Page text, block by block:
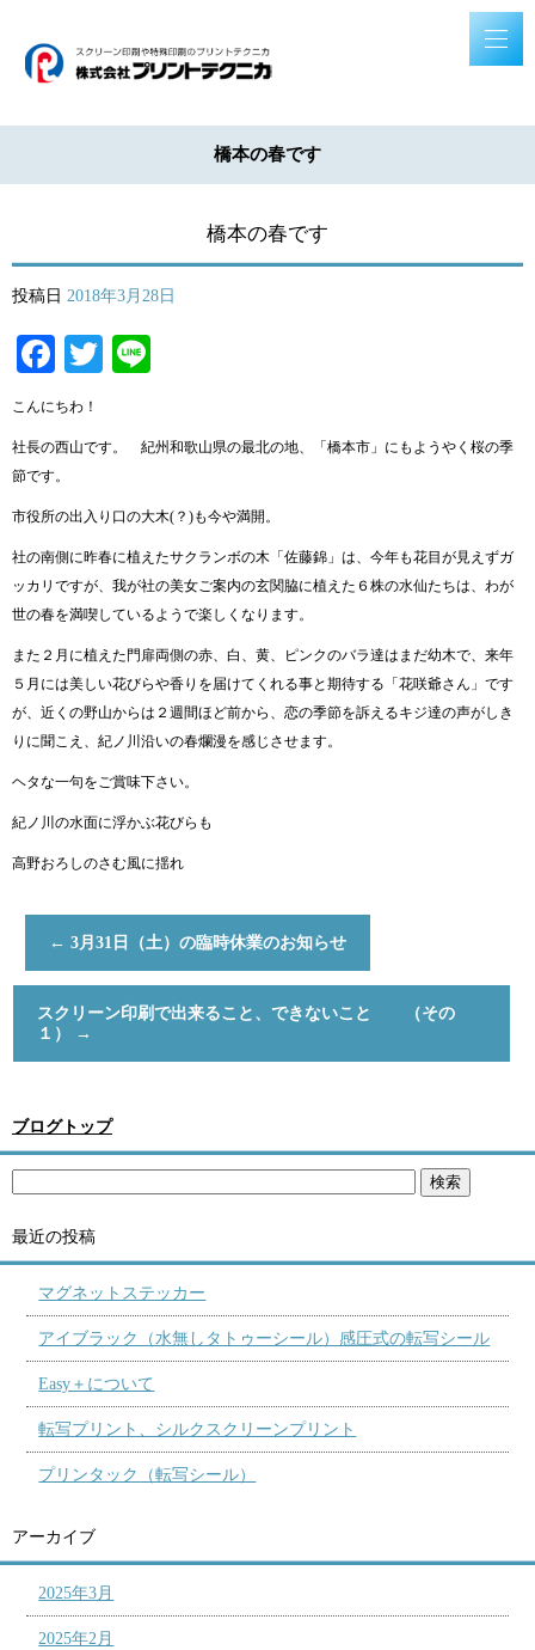
橋本の春です
橋本の春です
投稿日 2018年3月28日
Facebook
Twitter
こんにちわ！
社長の西山です。 紀州和歌山県の最北の地、「橋本市」にもようやく桜の季
節です。
市役所の出入り口の大木(？)も今や満開。
社の南側に昨春に植えたサクランボの木「佐藤錦」は、今年も花目が見えずガ
ッカリですが、我が社の美女ご案内の玄関脇に植えた６株の水仙たちは、わが
世の春を満喫しているようで楽しくなります。
また２月に植えた門扉両側の赤、白、黄、ピンクのバラ達はまだ幼木で、来年
５月には美しい花びらや香りを届けてくれる事と期待する「花咲爺さん」です
が、近くの野山からは２週間ほど前から、恋の季節を訴えるキジ達の声がしき
りに聞こえ、紀ノ川沿いの春爛漫を感じさせます。
ヘタな一句をご賞味下さい。
紀ノ川の水面に浮かぶ花びらも
高野おろしのさむ風に揺れ
← 3月31日（土）の臨時休業のお知らせ
スクリーン印刷で出来ること、できないこと （その
１）
→
ブログトップ
最近の投稿
マグネットステッカー
アイブラック（水無しタトゥーシール）感圧式の転写シール
Easy＋について
転写プリント、シルクスクリーンプリント
プリンタック（転写シール）
アーカイブ
2025年3月
2025年2月